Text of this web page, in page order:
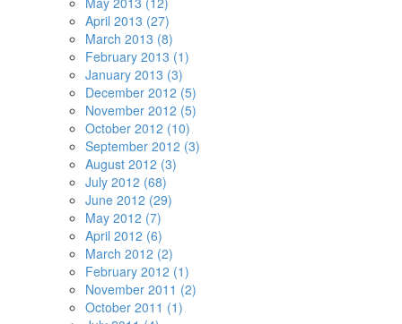
April 2013 (27)
March 2013 (8)
February 2013 (1)
January 2013 (3)
December 2012 (5)
November 2012 (5)
October 2012 (10)
September 2012 (3)
August 2012 (3)
July 2012 (68)
June 2012 (29)
May 2012 (7)
April 2012 (6)
March 2012 (2)
February 2012 (1)
November 2011 (2)
October 2011 (1)